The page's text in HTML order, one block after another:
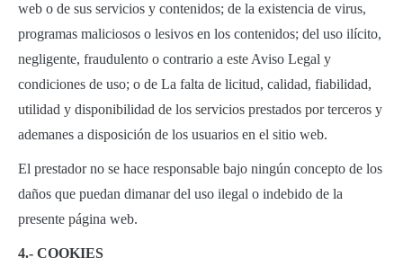
web o de sus servicios y contenidos; de la existencia de virus,
programas maliciosos o lesivos en los contenidos; del uso ilícito,
negligente, fraudulento o contrario a este Aviso Legal y
condiciones de uso; o de La falta de licitud, calidad, fiabilidad,
utilidad y disponibilidad de los servicios prestados por terceros y
ademanes a disposición de los usuarios en el sitio web.
El prestador no se hace responsable bajo ningún concepto de los
daños que puedan dimanar del uso ilegal o indebido de la
presente página web.
4.- COOKIES